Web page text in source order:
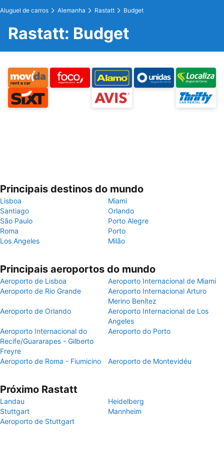
Aluguel de carros Alemanha Rastatt Budget
Rastatt: Budget
Principais destinos do mundo
Lisboa
Miami
Santiago
Orlando
São Paulo
Porto Alegre
Roma
Porto
Los Angeles
Milão
Principais aeroportos do mundo
Aeroporto de Lisboa
Aeroporto Internacional de Miami
Aeroporto de Rio Grande
Aeroporto Internacional Arturo
Merino Benítez
Aeroporto de Orlando
Aeroporto Internacional de Los
Angeles
Aeroporto Internacional do
Recife/Guararapes - Gilberto
Freyre
Aeroporto do Porto
Aeroporto de Roma - Fiumicino Aeroporto de Montevidéu
Próximo Rastatt
Landau
Heidelberg
Stuttgart
Mannheim
Aeroporto de Stuttgart